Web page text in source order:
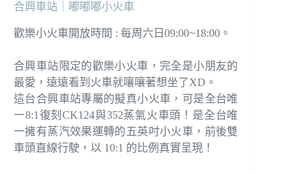
合興車站｜嘟嘟嘟小火車
歡樂小火車開放時間 : 每周六日09:00~18:00。
合興車站限定的歡樂小火車，完全是小朋友的
最愛，遠遠看到火車就嚷嚷著想坐了XD。
這台合興車站專屬的擬真小火車，可是全台唯
一8:1復刻CK124與352蒸氣火車頭！是全台唯
一擁有蒸汽效果運轉的五英吋小火車，前後雙
車頭直線行駛，以 10:1 的比例真實呈現！